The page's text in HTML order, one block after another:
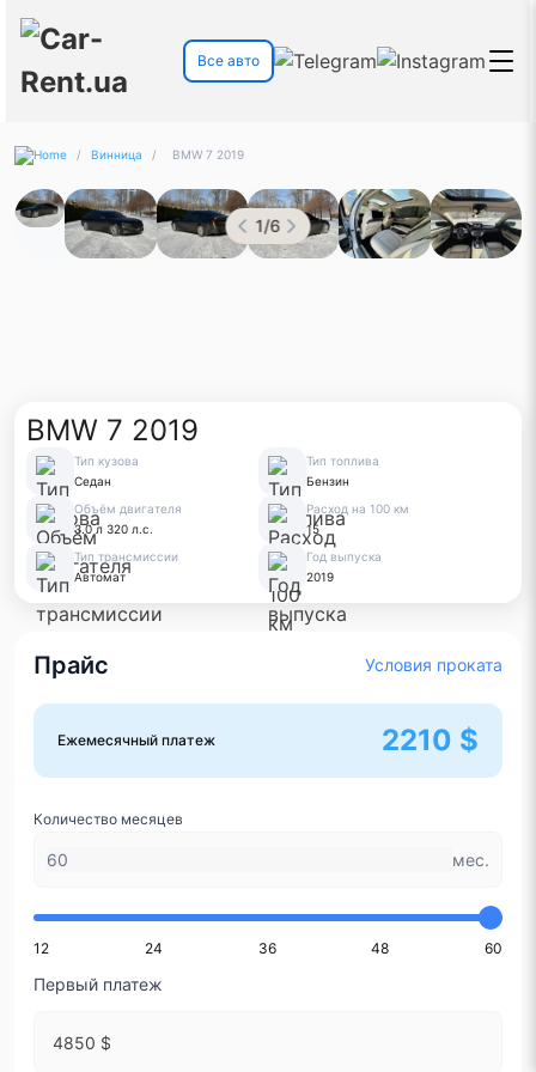
Все авто
/ Винница / BMW 7 2019
1/6
BMW 7 2019
Тип кузова
Седан
Тип топлива
Бензин
Объём двигателя
3.0 л 320 л.с.
Расход на 100 км
15
Тип трансмиссии
Автомат
Год выпуска
2019
Прайс Условия проката
Ежемесячный платеж 2210 $
Количество месяцев
мес.
12 24 36 48 60
Первый платеж
4850 $